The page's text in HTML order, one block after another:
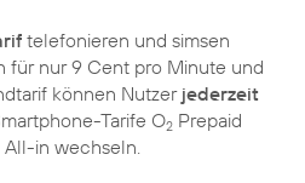
telefonieren und simsen
für nur 9 Cent pro Minute und
können Nutzer jederzeit
Tarife O2 Prepaid
All-in wechseln.